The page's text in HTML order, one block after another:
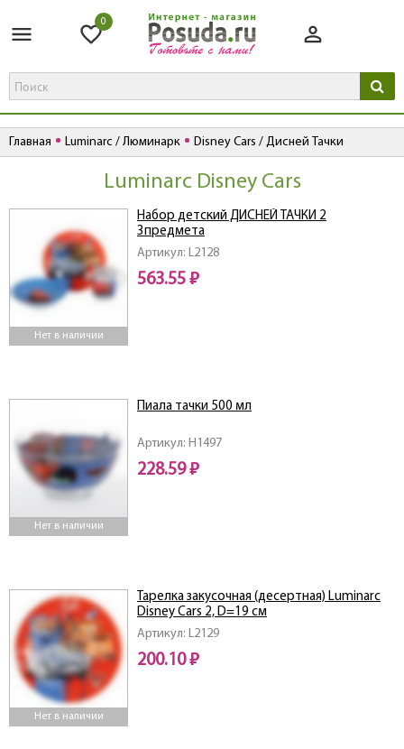
0
Главная Luminarc / Люминарк Disney Cars / Дисней Тачки
Luminarc Disney Cars
Нет в наличии
Артикул: L2128
Набор детский ДИСНЕЙ ТАЧКИ 2
3предмета
563.55 ₽
Нет в наличии
Артикул: H1497
Пиала тачки 500 мл
228.59 ₽
Нет в наличии
Артикул: L2129
Тарелка закусочная (десертная) Luminarc
Disney Cars 2, D=19 см
200.10 ₽